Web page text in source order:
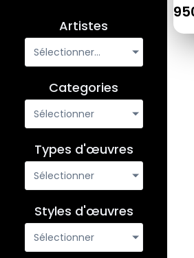
Artistes
Sélectionner...
Categories
Sélectionner
Types d'œuvres
Sélectionner
Styles d'œuvres
Sélectionner